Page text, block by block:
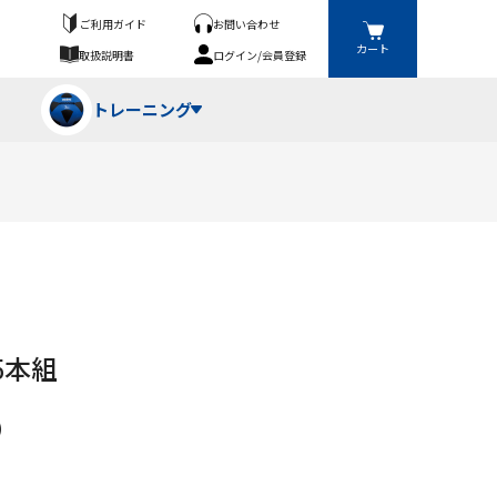
ご利用ガイド
お問い合わせ
取扱説明書
ログイン/会員登録 カート
トレーニング
ードル・ハードル
組